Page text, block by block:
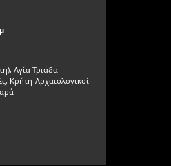
Αγία Τριάδα-
Κρήτη-Αρχαιολογικοί